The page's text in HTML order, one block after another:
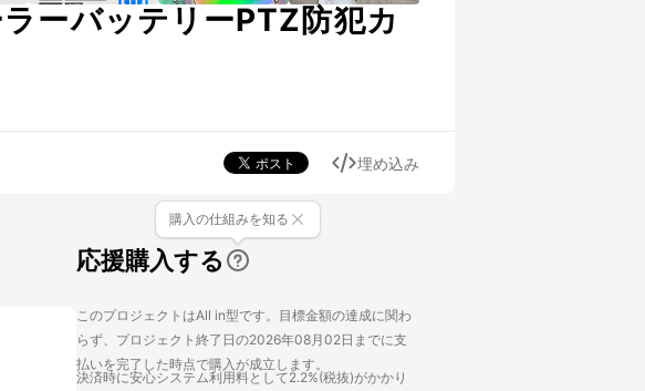
ーバッテリーPTZ防犯カ
埋め込み
応援購入する
購入の仕組みを知る
このプロジェクトはAll in型です。目標金額の達成に関わ
らず、プロジェクト終了日の2026年08月02日までに支
払いを完了した時点で購入が成立します。
決済時に安心システム利用料として2.2%(税抜)がかかり